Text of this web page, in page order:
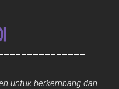
untuk berkembang dan